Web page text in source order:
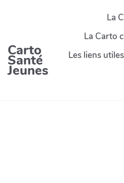
Carto
Santé
Jeunes
La
La Carto
Les liens utiles